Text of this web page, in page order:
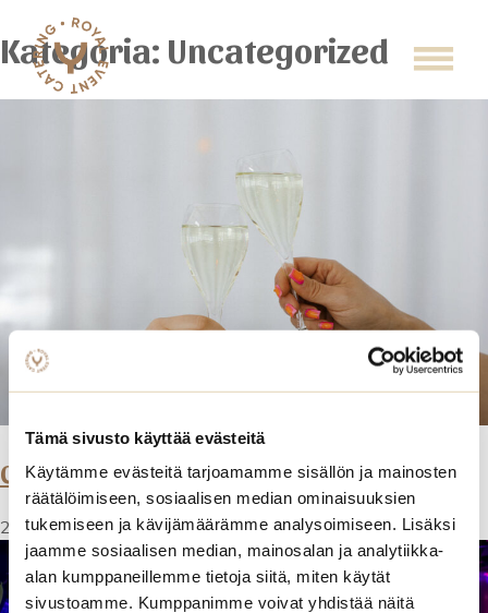
Tämä sivusto käyttää evästeitä
Käytämme evästeitä tarjoamamme sisällön ja mainosten
räätälöimiseen, sosiaalisen median ominaisuuksien
tukemiseen ja kävijämäärämme analysoimiseen. Lisäksi
jaamme sosiaalisen median, mainosalan ja analytiikka-
alan kumppaneillemme tietoja siitä, miten käytät
sivustoamme. Kumppanimme voivat yhdistää näitä
to
content
Kategoria: Uncategorized
Catering
Espoo
Catering Espoo
23.04.2024